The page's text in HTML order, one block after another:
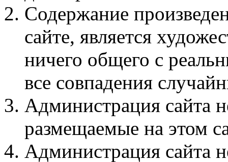
Содержание
сайте, является
ничего общего с
все совпадения
Администрация сайта
размещаемые на этом
Администрация сайта